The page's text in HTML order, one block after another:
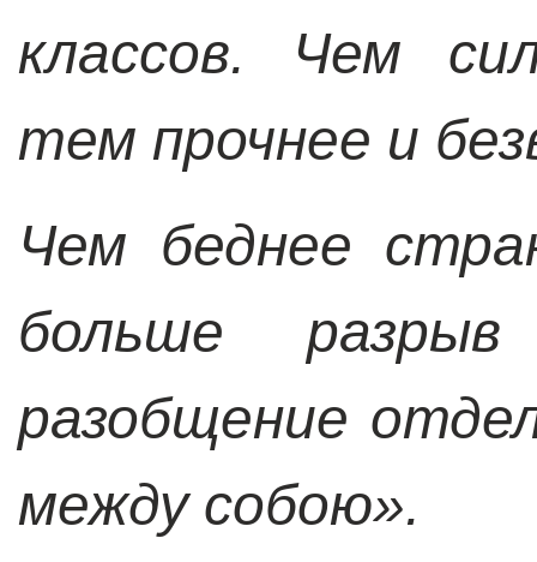
классов. Чем
тем прочнее и
Чем беднее
больше
разобщение
между собою».